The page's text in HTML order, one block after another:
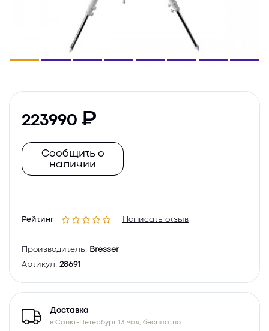
Рейтинг Написать отзыв
Производитель: Bresser
Артикул: 28691
223990
Сообщить о
наличии
Доставка
в Санкт-Петербург 13 мая, бесплатно